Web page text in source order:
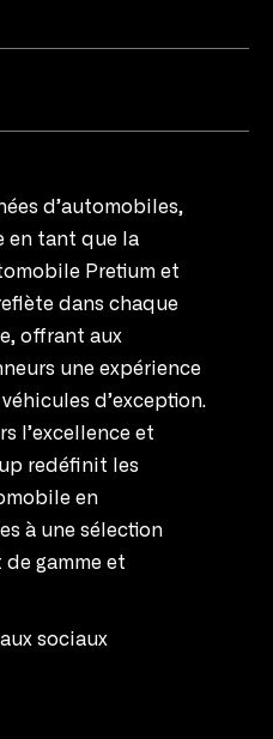
d’automobiles,
en tant que la
Pretium et
dans chaque
offrant aux
une expérience
d’exception.
l’excellence et
redéfinit les
en
à une sélection
gamme et
sociaux